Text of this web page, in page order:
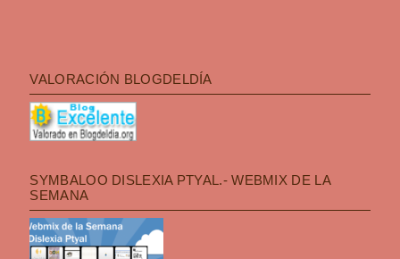
VALORACIÓN BLOGDELDÍA
SYMBALOO DISLEXIA PTYAL.- WEBMIX DE LA
SEMANA